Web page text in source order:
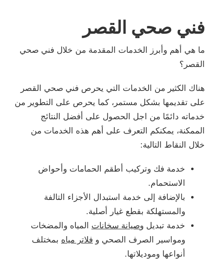
فني صحي القصر
ما هي أهم وأبرز الخدمات المقدمة من خلال فني صحي
القصر؟
هناك الكثير من الخدمات التي يحرص فني صحي القصر
على تقديمها بشكل مستمر، كما يحرص على التطوير من
خدماته دائمًا من اجل الحصول على أفضل النتائج
الممكنة، يمكنكم التعرف على أهم هذه الخدمات من
خلال النقاط التالية:
خدمة فك وتركيب أطقم الحمامات وأحواض
الاستحمام.
بالإضافة إلى خدمة استبدال الأجزاء التالفة
والمستهلكة بقطع غيار أصلية.
خدمة تبديل وصيانة سخانات المياه والمضخات
ومواسير الصرف الصحي و فلاتر مياه بمختلف
أنواعها وموديلاتها.